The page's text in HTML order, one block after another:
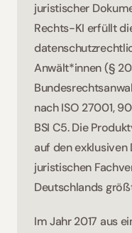
juristischer
Rechts-KI erfüllt
Anwält*innen (§
nach ISO 27001,
BSI C5. Die
auf den
juristischen
Deutschlands
Im Jahr 2017 aus